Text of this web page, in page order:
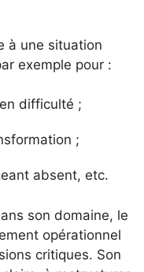
à une situation
exemple pour :
difficulté ;
;
absent, etc.
son domaine, le
opérationnel
critiques. Son